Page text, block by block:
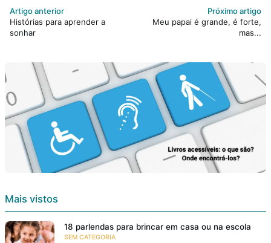
Artigo anterior
Histórias para aprender a
sonhar
Próximo artigo
Meu papai é grande, é forte,
mas...
Mais vistos
18 parlendas para brincar em casa ou na escola
SEM CATEGORIA